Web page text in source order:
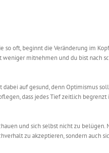
so oft, beginnt die Veränderung im
mitnehmen und du bist nach
auf gesund, denn Optimismus
dass jedes Tief zeitlich begrenzt
und sich selbst nicht zu belügen.
zu akzeptieren, sondern auch